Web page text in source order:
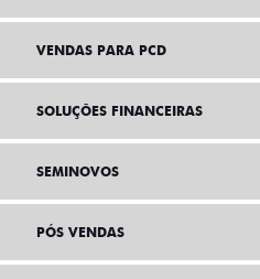
VENDAS PARA PCD
SOLUÇÕES FINANCEIRAS
SEMINOVOS
PÓS VENDAS